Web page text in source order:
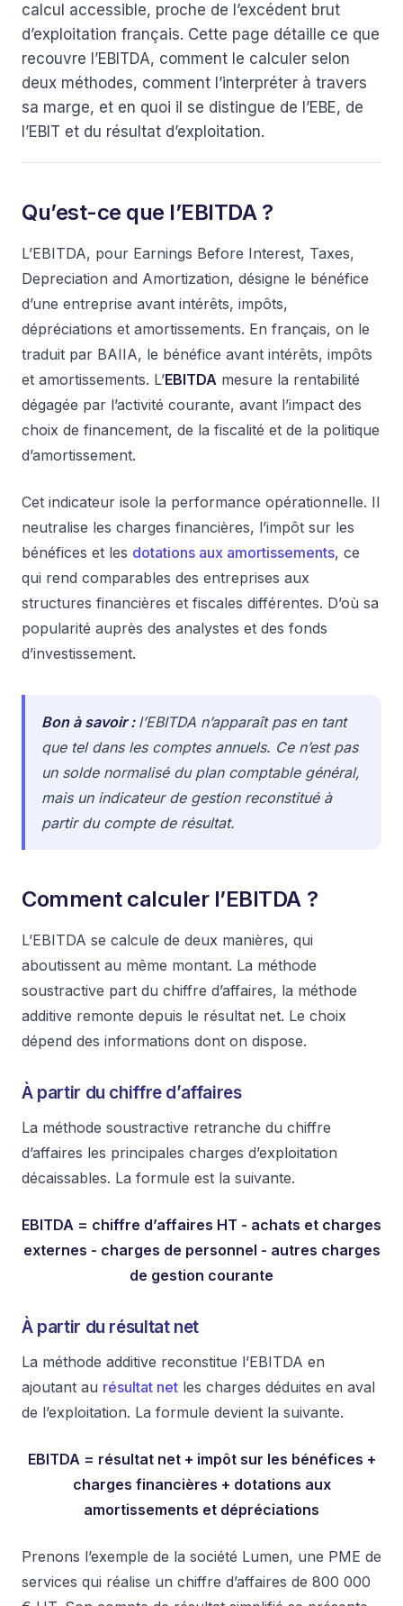
calcul accessible, proche de l’excédent brut
d’exploitation français. Cette page détaille ce que
recouvre l’EBITDA, comment le calculer selon
deux méthodes, comment l’interpréter à travers
sa marge, et en quoi il se distingue de l’EBE, de
l’EBIT et du résultat d’exploitation.
Qu’est-ce que l’EBITDA ?
L’EBITDA, pour Earnings Before Interest, Taxes,
Depreciation and Amortization, désigne le bénéfice
d’une entreprise avant intérêts, impôts,
dépréciations et amortissements. En français, on le
traduit par BAIIA, le bénéfice avant intérêts, impôts
et amortissements. L’EBITDA mesure la rentabilité
dégagée par l’activité courante, avant l’impact des
choix de financement, de la fiscalité et de la politique
d’amortissement.
Cet indicateur isole la performance opérationnelle. Il
neutralise les charges financières, l’impôt sur les
bénéfices et les dotations aux amortissements, ce
qui rend comparables des entreprises aux
structures financières et fiscales différentes. D’où sa
popularité auprès des analystes et des fonds
d’investissement.
Bon à savoir : l’EBITDA n’apparaît pas en tant
que tel dans les comptes annuels. Ce n’est pas
un solde normalisé du plan comptable général,
mais un indicateur de gestion reconstitué à
partir du compte de résultat.
Comment calculer l’EBITDA ?
L’EBITDA se calcule de deux manières, qui
aboutissent au même montant. La méthode
soustractive part du chiffre d’affaires, la méthode
additive remonte depuis le résultat net. Le choix
dépend des informations dont on dispose.
À partir du chiffre d’affaires
La méthode soustractive retranche du chiffre
d’affaires les principales charges d’exploitation
décaissables. La formule est la suivante.
EBITDA = chiffre d’affaires HT - achats et charges
externes - charges de personnel - autres charges
de gestion courante
À partir du résultat net
La méthode additive reconstitue l’EBITDA en
ajoutant au résultat net les charges déduites en aval
de l’exploitation. La formule devient la suivante.
EBITDA = résultat net + impôt sur les bénéfices +
charges financières + dotations aux
amortissements et dépréciations
Prenons l’exemple de la société Lumen, une PME de
services qui réalise un chiffre d’affaires de 800 000